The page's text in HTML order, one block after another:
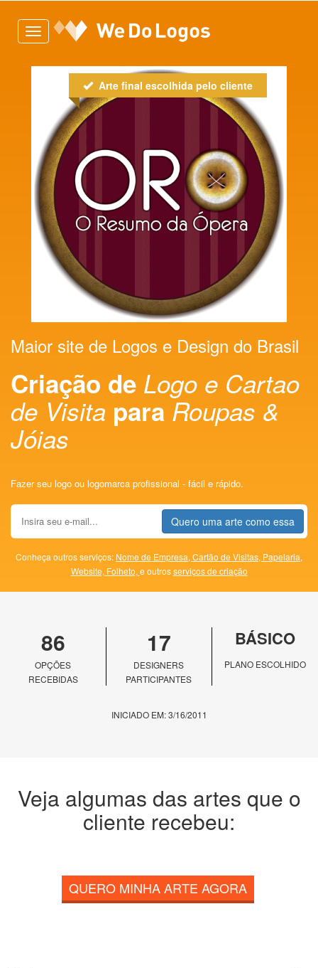
Toggle
navigation
Arte final escolhida pelo cliente
Maior site de Logos e Design do Brasil
Criação de Logo e Cartao
de Visita para Roupas &
Jóias
Fazer seu logo ou logomarca profissional - fácil e rápido.
Quero uma arte como essa
Conheça outros serviços: Nome de Empresa, Cartão de Visitas, Papelaria,
Website, Folheto, e outrosserviços de criação
86
OPÇÕES
RECEBIDAS
17
DESIGNERS
PARTICIPANTES
BÁSICO
PLANO ESCOLHIDO
INICIADO EM: 3/16/2011
Veja algumas das artes que o
cliente recebeu:
QUERO MINHA ARTE AGORA